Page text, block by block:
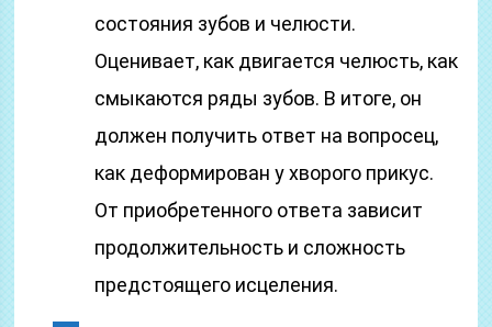
состояния зубов и челюсти.
Оценивает, как двигается челюсть, как
смыкаются ряды зубов. В итоге, он
должен получить ответ на вопросец,
как деформирован у хворого прикус.
От приобретенного ответа зависит
продолжительность и сложность
предстоящего исцеления.